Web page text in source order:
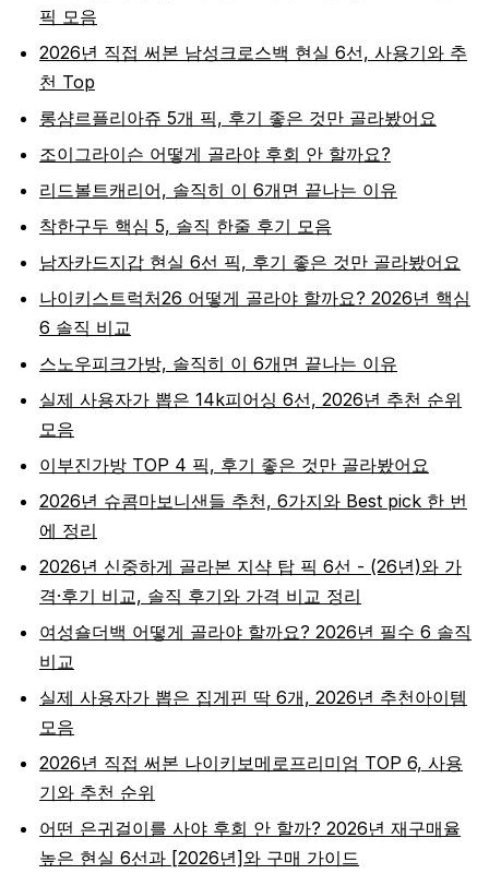
픽 모음
2026년 직접 써본 남성크로스백 현실 6선, 사용기와 추
천 Top
롱샴르플리아쥬 5개 픽, 후기 좋은 것만 골라봤어요
조이그라이슨 어떻게 골라야 후회 안 할까요?
리드볼트캐리어, 솔직히 이 6개면 끝나는 이유
착한구두 핵심 5, 솔직 한줄 후기 모음
남자카드지갑 현실 6선 픽, 후기 좋은 것만 골라봤어요
나이키스트럭처26 어떻게 골라야 할까요? 2026년 핵심
6 솔직 비교
스노우피크가방, 솔직히 이 6개면 끝나는 이유
실제 사용자가 뽑은 14k피어싱 6선, 2026년 추천 순위
모음
이부진가방 TOP 4 픽, 후기 좋은 것만 골라봤어요
2026년 슈콤마보니샌들 추천, 6가지와 Best pick 한 번
에 정리
2026년 신중하게 골라본 지샥 탑 픽 6선 - (26년)와 가
격·후기 비교, 솔직 후기와 가격 비교 정리
여성숄더백 어떻게 골라야 할까요? 2026년 필수 6 솔직
비교
실제 사용자가 뽑은 집게핀 딱 6개, 2026년 추천아이템
모음
2026년 직접 써본 나이키보메로프리미엄 TOP 6, 사용
기와 추천 순위
어떤 은귀걸이를 사야 후회 안 할까? 2026년 재구매율
높은 현실 6선과 [2026년]와 구매 가이드